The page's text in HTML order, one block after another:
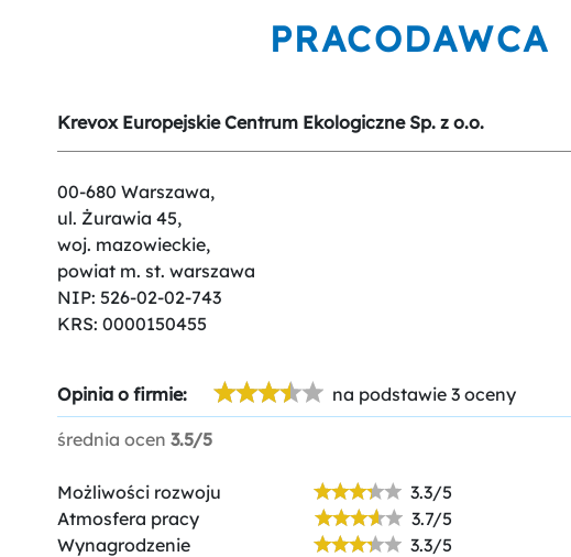
PRACODAWCA
Krevox Europejskie Centrum Ekologiczne Sp. z o.o.
00-680 Warszawa,
ul. Żurawia 45,
woj. mazowieckie,
powiat m. st. warszawa
NIP: 526-02-02-743
KRS: 0000150455
Opinia o firmie: na podstawie 3 oceny
średnia ocen 3.5/5
Możliwości rozwoju
3.3/5
Atmosfera pracy
3.7/5
Wynagrodzenie
3.3/5